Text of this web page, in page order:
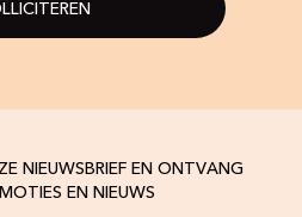
NIEUWSBRIEF EN ONTVANG
EN NIEUWS